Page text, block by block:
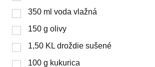
350 ml voda vlažná
150 g olivy
1,50 KL droždie sušené
100 g kukurica